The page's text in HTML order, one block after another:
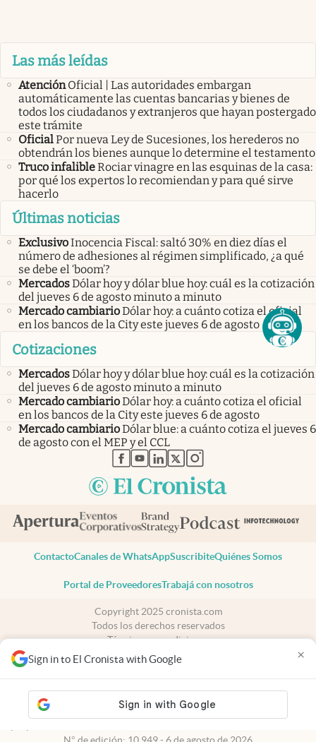
Sign in to El Cronista with Google ×
Las más leídas
Atención Oficial | Las autoridades embargan
automáticamente las cuentas bancarias y bienes de
todos los ciudadanos y extranjeros que hayan postergado
este trámite
OficialPor nueva Ley de Sucesiones, los herederos no
obtendrán los bienes aunque lo determine el testamento
Truco infalibleRociar vinagre en las esquinas de la casa:
por qué los expertos lo recomiendan y para qué sirve
hacerlo
Últimas noticias
ExclusivoInocencia Fiscal: saltó 30% en diez días el
número de adhesiones al régimen simplificado, ¿a qué
se debe el ‘boom’?
MercadosDólar hoy y dólar blue hoy: cuál es la cotización
del jueves 6 de agosto minuto a minuto
Mercado cambiarioDólar hoy: a cuánto cotiza el oficial
en los bancos de la City este jueves 6 de agosto
Cotizaciones
MercadosDólar hoy y dólar blue hoy: cuál es la cotización
del jueves 6 de agosto minuto a minuto
Mercado cambiarioDólar hoy: a cuánto cotiza el oficial
en los bancos de la City este jueves 6 de agosto
Mercado cambiarioDólar blue: a cuánto cotiza el jueves 6
de agosto con el MEP y el CCL
abre en nueva pestaña
abre en nueva pestaña
abre en nueva pestaña
abre en nueva pestaña
abre en nueva pestaña
ContactoCanales de WhatsAppSuscribiteQuiénes Somos
Portal de ProveedoresTrabajá con nosotros
Copyright 2025 cronista.com
Todos los derechos reservados
Términos y condiciones
Privacidad
Consentimiento
cronista.com
es propiedad de El Cronista Comercial S.A Registro de